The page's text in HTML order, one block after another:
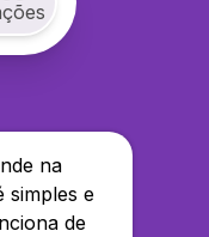
na
simples e
de